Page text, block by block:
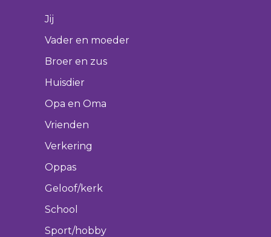
Jij
Vader en moeder
Broer en zus
Huisdier
Opa en Oma
Vrienden
Verkering
Oppas
Geloof/kerk
School
Sport/hobby